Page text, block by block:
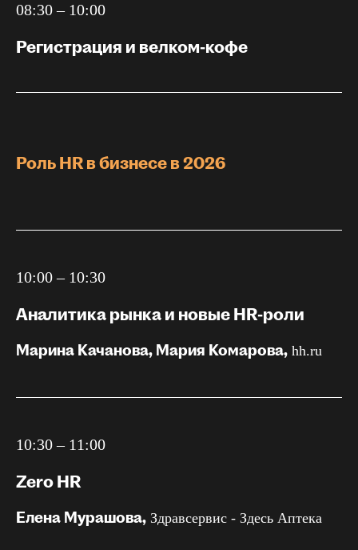
08:30 – 10:00
Регистрация и велком-кофе
Роль HR в бизнесе в 2026
10:00 – 10:30
Аналитика рынка и новые HR-роли
Марина Качанова, Мария Комарова, hh.ru
10:30 – 11:00
Zero HR
Елена Мурашова, Здравсервис - Здесь Аптека